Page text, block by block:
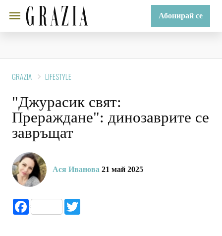
Абонирай се
GRAZIA LIFESTYLE
"Джурасик свят:
Прераждане": динозаврите се
завръщат
Ася Иванова 21 май 2025
Facebook